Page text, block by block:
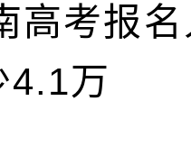
高考报
4.1万